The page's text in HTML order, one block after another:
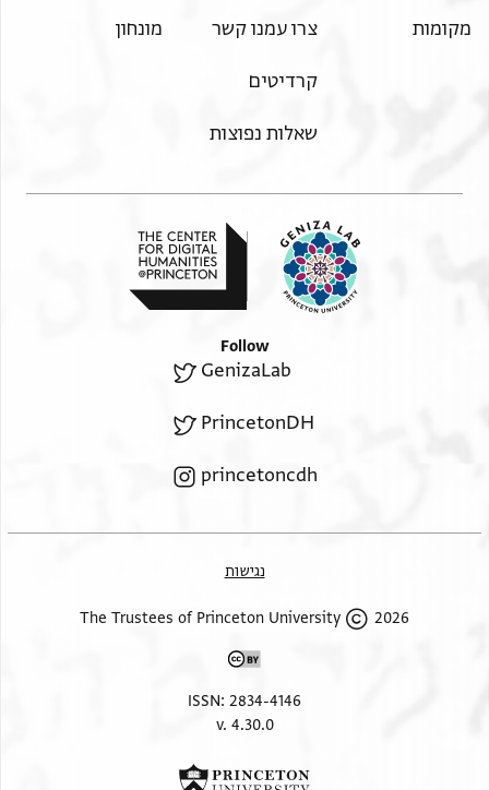
הסמוכה לפסטאט מצרים דעל נהר נילוס מותבה אנא
דאית לי ולאבהתי
ופטרית ותרוכית מני
ליכי אנת אנתתי שמיסה ברת מרדכי העומדת היום
בעיר אלקאהרה וכל
שום אחרן וחניכא דאית ליכי ולאבהתיכי ולאתריכי
דהוית אנתתי מן
קדמת דנא וכדן פטרית ושבקית ותרוכית יתיכי ליכי די
מותרת לכל אדם
פטורין
מקומות צרו עמנו קשר
קרדיטים
שאלות נפוצות
מונחון
Follow
GenizaLab
PrincetonDH
princetoncdh
נגישות
2026 The Trustees of Princeton University
ISSN: 2834-4146
v. 4.30.0